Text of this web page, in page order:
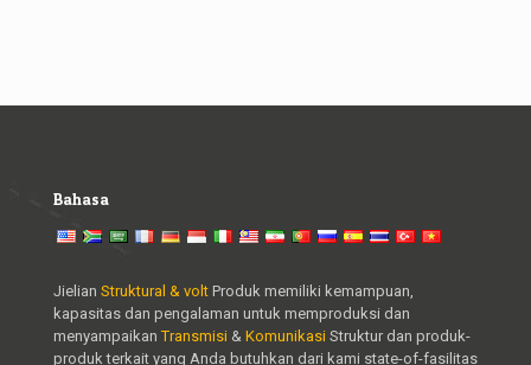
Bahasa
Jielian Struktural & volt Produk memiliki kemampuan,
kapasitas dan pengalaman untuk memproduksi dan
menyampaikanTransmisi & Komunikasi Struktur dan produk-
produk terkait yang Anda butuhkan dari kami state-of-fasilitas